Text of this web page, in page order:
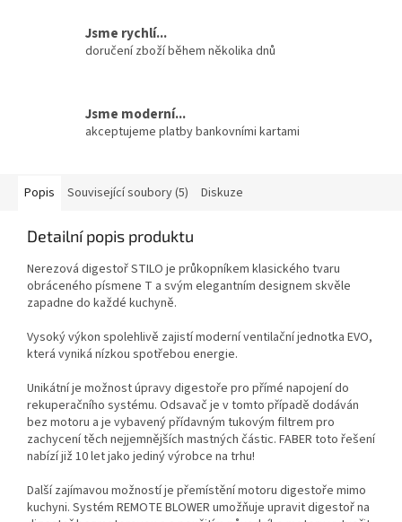
Jsme rychlí...
doručení zboží během několika dnů
Jsme moderní...
akceptujeme platby bankovními kartami
Popis Související soubory (5) Diskuze
Detailní popis produktu
Nerezová digestoř STILO je průkopníkem klasického tvaru
obráceného písmene T a svým elegantním designem skvěle
zapadne do každé kuchyně.
Vysoký výkon spolehlivě zajistí moderní ventilační jednotka EVO,
která vyniká nízkou spotřebou energie.
Unikátní je možnost úpravy digestoře pro přímé napojení do
rekuperačního systému. Odsavač je v tomto případě dodáván
bez motoru a je vybavený přídavným tukovým filtrem pro
zachycení těch nejjemnějších mastných částic. FABER toto řešení
nabízí již 10 let jako jediný výrobce na trhu!
Další zajímavou možností je přemístění motoru digestoře mimo
kuchyni. Systém REMOTE BLOWER umožňuje upravit digestoř na